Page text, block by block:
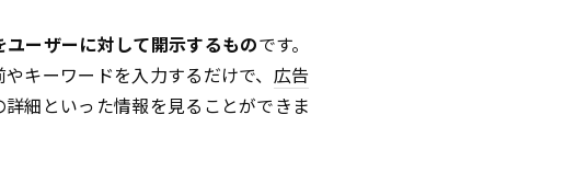
ーザーに対して開示するものです。
キーワードを入力するだけで、 広告
細といった情報を見ることができま